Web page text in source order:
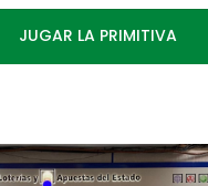
JUGAR LA PRIMITIVA